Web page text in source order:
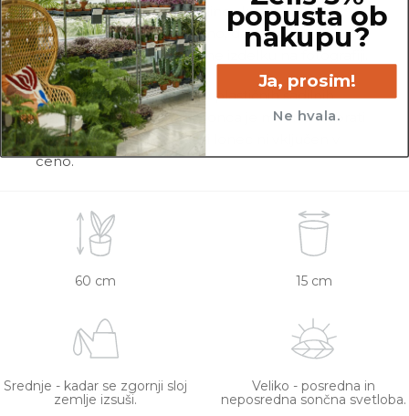
Pred pošiljanjem vse rastline skrbno
pregledamo in zagotovimo, da gredo na pot
zdrave in čim bolj podobne izdelku na fotografiji.
Vse rastline so primarno v plastičnih sadilnih
lončkih. Višino sadilnega lonca je možno razbrati
iz slike z metrom. Okrasni lonec ni vključen v
ceno.
60 cm 15 cm
Srednje - kadar se zgornji sloj
zemlje izsuši.
Veliko - posredna in
neposredna sončna svetloba.
popusta ob
nakupu?
Ja, prosim!
Ne hvala.